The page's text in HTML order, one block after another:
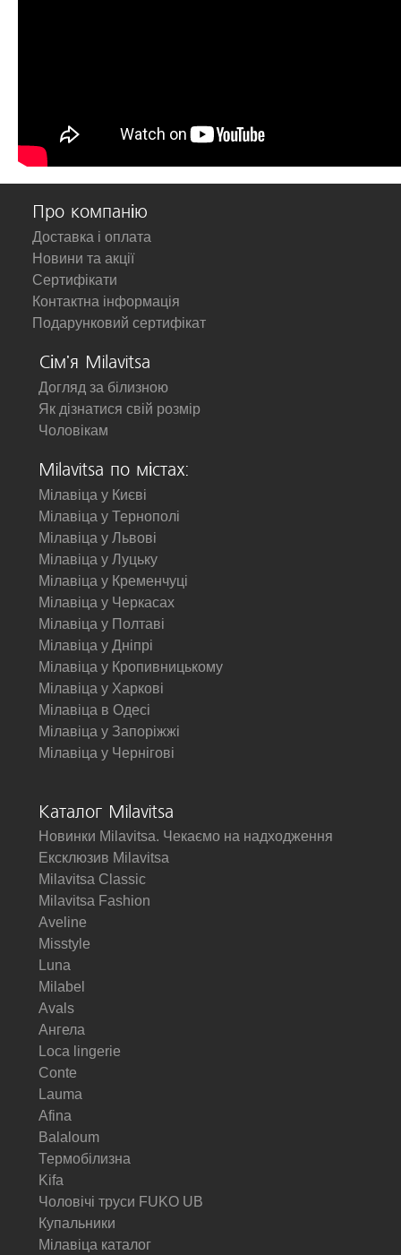
Про компанію
Доставка і оплата
Новини та акції
Сертифікати
Контактна інформація
Подарунковий сертифікат
Сім'я Milavitsa
Догляд за білизною
Як дізнатися свій розмір
Чоловікам
Milavitsa по містах:
Мілавіца у Києві
Мілавіца у Тернополі
Мілавіца у Львові
Мілавіца у Луцьку
Мілавіца у Кременчуці
Мілавіца у Черкасах
Мілавіца у Полтаві
Мілавіца у Дніпрі
Мілавіца у Кропивницькому
Мілавіца у Харкові
Мілавіца в Одесі
Мілавіца у Запоріжжі
Мілавіца у Чернігові
Каталог Milavitsa
Новинки Milavitsa. Чекаємо на надходження
Ексклюзив Milavitsa
Milavitsa Classic
Milavitsa Fashion
Aveline
Misstyle
Luna
Milabel
Avals
Ангела
Loca lingerie
Conte
Lauma
Afina
Balaloum
Термобілизна
Kifa
Чоловічі труси FUKO UB
Купальники
Мілавіца каталог